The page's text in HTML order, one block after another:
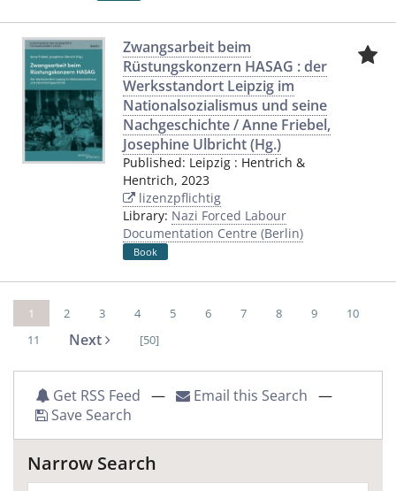
Zwangsarbeit beim
Rüstungskonzern HASAG : der
Werksstandort Leipzig im
Nationalsozialismus und seine
Nachgeschichte / Anne Friebel,
Josephine Ulbricht (Hg.)
Published: Leipzig: Hentrich &
Hentrich, 2023
lizenzpflichtig
Library: Nazi Forced Labour
Documentation Centre (Berlin)
Book
1 2 3 4 5 6 7 8 9
10
11
Next [50]
Get RSS Feed — Email this Search —
Save Search
Narrow Search